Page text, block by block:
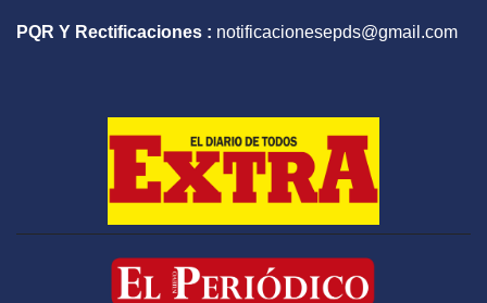
PQR Y Rectificaciones : notificacionesepds@gmail.com